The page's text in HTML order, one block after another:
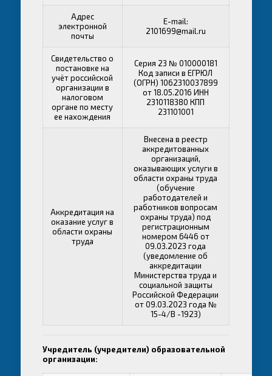
Адрес
электронной
почты
E-mail:
2101699@mail.ru
Свидетельство о
постановке на
учёт российской
организации в
налоговом
органе по месту
ее нахождения
Серия 23 № 010000181
Код записи в ЕГРЮЛ
(ОГРН) 1062310037899
от 18.05.2016 ИНН
2310118380 КПП
231101001
Аккредитация на
оказание услуг в
области охраны
труда
Внесена в реестр
аккредитованных
организаций,
оказывающих услуги в
области охраны труда
(обучение
работодателей и
работников вопросам
охраны труда) под
регистрационным
номером 6446 от
09.03.2023 года
(уведомление об
аккредитации
Министерства труда и
социальной защиты
Российской Федерации
от 09.03.2023 года №
15-4/В -1923)
Учредитель (учредители) образовательной
организации: